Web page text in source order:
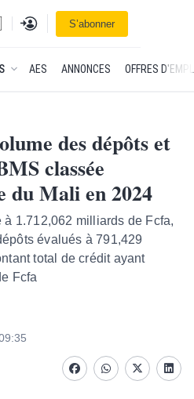
à la une
Se connecterS’abonner
DE L'ESSOR
AES ANNONCES OFFRES
des dépôts et
classée
du Mali en 2024
1.712,062 milliards de Fcfa,
évalués à 791,429
total de crédit ayant
Fcfa
FacebookwhatsappTwitter